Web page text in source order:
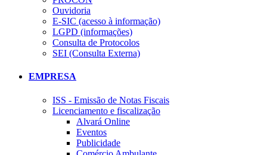
Ouvidoria
E-SIC (acesso à informação)
LGPD (informações)
Consulta de Protocolos
SEI (Consulta Externa)
EMPRESA
ISS - Emissão de Notas Fiscais
Licenciamento e fiscalização
Alvará Online
Eventos
Publicidade